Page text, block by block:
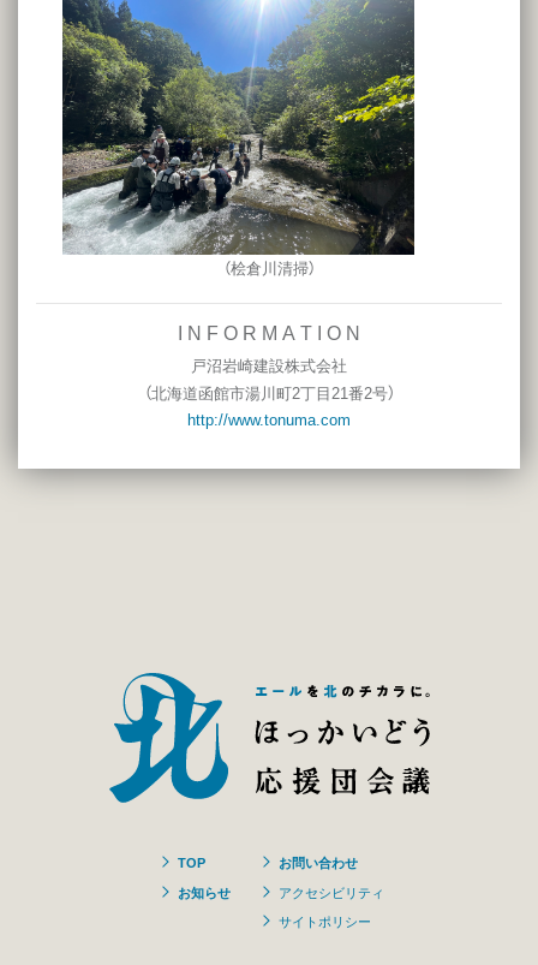
（桧倉川清掃）
I N F O R M A T I O N
戸沼岩崎建設株式会社
（北海道函館市湯川町2丁目21番2号）
http://www.tonuma.com
TOP
お知らせ
お問い合わせ
アクセシビリティ
サイトポリシー